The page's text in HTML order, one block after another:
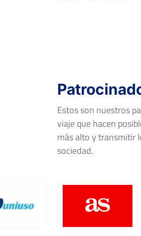
Estos son nuestros
viaje que hacen
más alto y transmitir
sociedad.